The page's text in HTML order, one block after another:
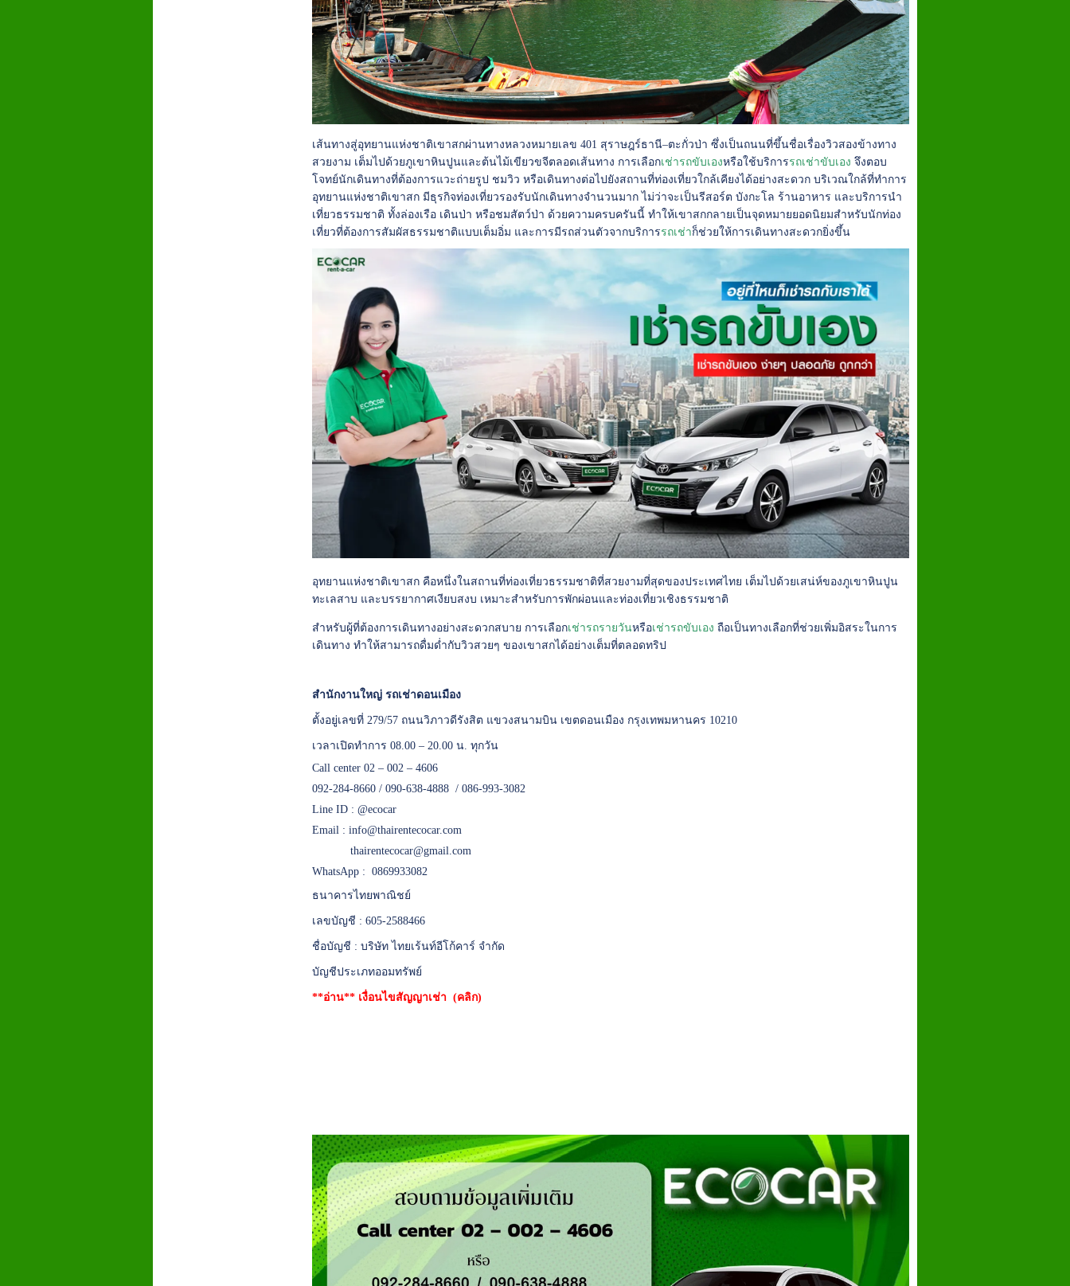
เส้นทางสู่อุทยานแห่งชาติเขาสกผ่านทางหลวงหมายเลข 401 สุราษฎร์ธานี–ตะกั่วป่า ซึ่งเป็นถนนที่ขึ้นชื่อเรื่องวิวสองข้างทาง
สวยงาม เต็มไปด้วยภูเขาหินปูนและต้นไม้เขียวขจีตลอดเส้นทาง การเลือกเช่ารถขับเองหรือใช้บริการรถเช่าขับเอง จึงตอบ
โจทย์นักเดินทางที่ต้องการแวะถ่ายรูป ชมวิว หรือเดินทางต่อไปยังสถานที่ท่องเที่ยวใกล้เคียงได้อย่างสะดวก บริเวณใกล้ที่ทำการ
อุทยานแห่งชาติเขาสก มีธุรกิจท่องเที่ยวรองรับนักเดินทางจำนวนมาก ไม่ว่าจะเป็นรีสอร์ต บังกะโล ร้านอาหาร และบริการนำ
เที่ยวธรรมชาติ ทั้งล่องเรือ เดินป่า หรือชมสัตว์ป่า ด้วยความครบครันนี้ ทำให้เขาสกกลายเป็นจุดหมายยอดนิยมสำหรับนักท่อง
เที่ยวที่ต้องการสัมผัสธรรมชาติแบบเต็มอิ่ม และการมีรถส่วนตัวจากบริการรถเช่าก็ช่วยให้การเดินทางสะดวกยิ่งขึ้น
อุทยานแห่งชาติเขาสก คือหนึ่งในสถานที่ท่องเที่ยวธรรมชาติที่สวยงามที่สุดของประเทศไทย เต็มไปด้วยเสน่ห์ของภูเขาหินปูน
ทะเลสาบ และบรรยากาศเงียบสงบ เหมาะสำหรับการพักผ่อนและท่องเที่ยวเชิงธรรมชาติ
สำหรับผู้ที่ต้องการเดินทางอย่างสะดวกสบาย การเลือกเช่ารถรายวันหรือเช่ารถขับเอง ถือเป็นทางเลือกที่ช่วยเพิ่มอิสระในการ
เดินทาง ทำให้สามารถดื่มด่ำกับวิวสวยๆ ของเขาสกได้อย่างเต็มที่ตลอดทริป
สำนักงานใหญ่ รถเช่าดอนเมือง
ตั้งอยู่เลขที่ 279/57 ถนนวิภาวดีรังสิต แขวงสนามบิน เขตดอนเมือง กรุงเทพมหานคร 10210
เวลาเปิดทำการ 08.00 – 20.00 น. ทุกวัน
Call center 02 – 002 – 4606
092-284-8660 / 090-638-4888 / 086-993-3082
Line ID :@ecocar
Email :info@thairentecocar.com
thairentecocar@gmail.com
WhatsApp : 0869933082
ธนาคารไทยพาณิชย์
เลขบัญชี : 605-2588466
ชื่อบัญชี : บริษัท ไทยเร้นท์อีโก้คาร์ จำกัด
บัญชีประเภทออมทรัพย์
**อ่าน** เงื่อนไขสัญญาเช่า (คลิก)